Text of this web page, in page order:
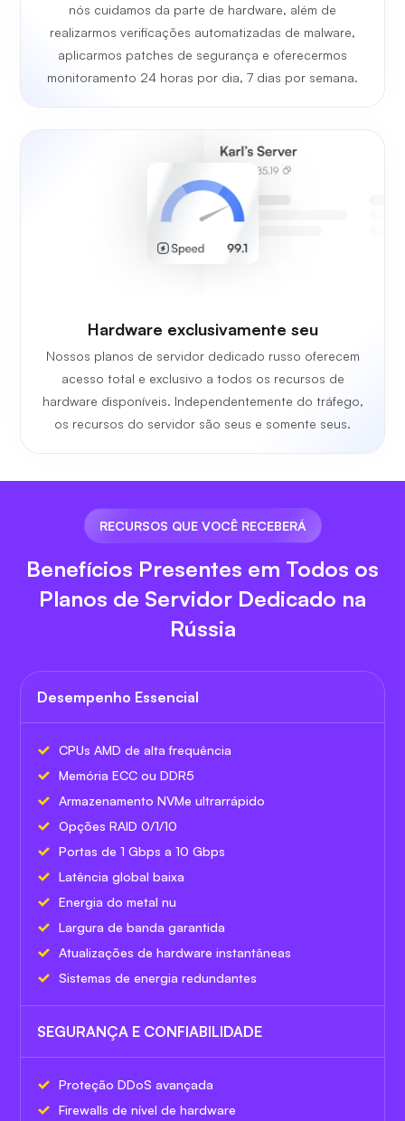
nós cuidamos da parte de hardware, além de
realizarmos verificações automatizadas de malware,
aplicarmos patches de segurança e oferecermos
monitoramento 24 horas por dia, 7 dias por semana.
Hardware exclusivamente seu
Nossos planos de servidor dedicado russo oferecem
acesso total e exclusivo a todos os recursos de
hardware disponíveis. Independentemente do tráfego,
os recursos do servidor são seus e somente seus.
RECURSOS QUE VOCÊ RECEBERÁ
Benefícios Presentes em Todos os
Planos de Servidor Dedicado na
Rússia
Desempenho Essencial
CPUs AMD de alta frequência
Memória ECC ou DDR5
Armazenamento NVMe ultrarrápido
Opções RAID 0/1/10
Portas de 1 Gbps a 10 Gbps
Latência global baixa
Energia do metal nu
Largura de banda garantida
Atualizações de hardware instantâneas
Sistemas de energia redundantes
SEGURANÇA E CONFIABILIDADE
Proteção DDoS avançada
Firewalls de nível de hardware